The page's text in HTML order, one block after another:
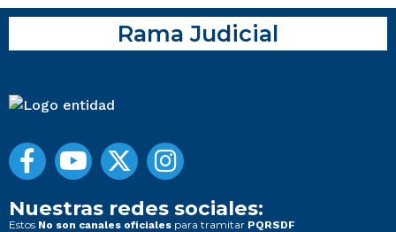
Rama Judicial
Nuestras redes sociales:
Estos No son canales oficiales para tramitar PQRSDF